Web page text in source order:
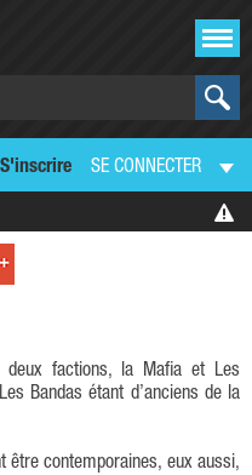
S'inscrire SE CONNECTER
Bandas étant d’anciens de la
être contemporaines, eux aussi,